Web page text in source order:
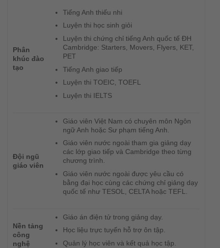
Phân
khúc đào
tạo
Tiếng Anh thiếu nhi
Luyện thi học sinh giỏi
Luyện thi chứng chỉ tiếng Anh quốc tế ĐH
Cambridge: Starters, Movers, Flyers, KET,
PET
Tiếng Anh giao tiếp
Luyện thi TOEIC, TOEFL
Luyện thi IELTS
Đội ngũ
giáo viên
Giáo viên Việt Nam có chuyên môn Ngôn
ngữ Anh hoặc Sư phạm tiếng Anh.
Giáo viên nước ngoài tham gia giảng dạy
các lớp giao tiếp và Cambridge theo từng
chương trình.
Giáo viên nước ngoài được yêu cầu có
bằng đại học cùng các chứng chỉ giảng dạy
quốc tế như TESOL, CELTA hoặc TEFL.
Nền tảng
công
nghệ
Giáo án điện tử trong giảng dạy.
Học liệu trực tuyến hỗ trợ ôn tập.
Quản lý học viên và kết quả học tập.